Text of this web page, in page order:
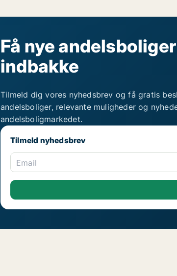
Få nye
indbakke
Tilmeld dig vores nyhedsbrev og få gratis
andelsboliger, relevante muligheder og
andelsboligmarkedet.
Tilmeld nyhedsbrev
Email